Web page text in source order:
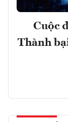
Cuộc
Thành